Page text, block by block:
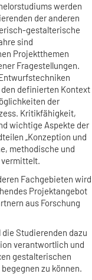
werden
der anderen
gestalterische
sind
Projektthemen
Fragestellungen.
definierten Kontext
der
Kritikfähigkeit,
wichtige Aspekte der
„Konzeption und
methodische und
Fachgebieten wird
Projektangebot
aus Forschung
Studierenden dazu
verantwortlich und
gestalterischen
zu können.